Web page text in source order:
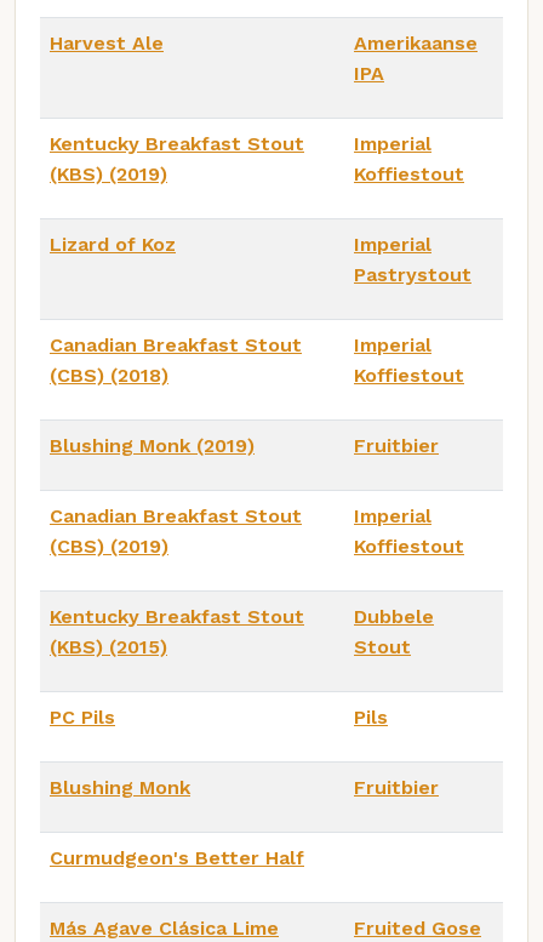
Harvest Ale
Amerikaanse
IPA
Kentucky Breakfast Stout
(KBS) (2019)
Imperial
Koffiestout
Lizard of Koz
Imperial
Pastrystout
Canadian Breakfast Stout
(CBS) (2018)
Imperial
Koffiestout
Blushing Monk (2019) Fruitbier
Canadian Breakfast Stout
(CBS) (2019)
Imperial
Koffiestout
Kentucky Breakfast Stout
(KBS) (2015)
Dubbele
Stout
PC Pils Pils
Blushing Monk Fruitbier
Curmudgeon's Better Half
Más Agave Clásica Lime Fruited Gose